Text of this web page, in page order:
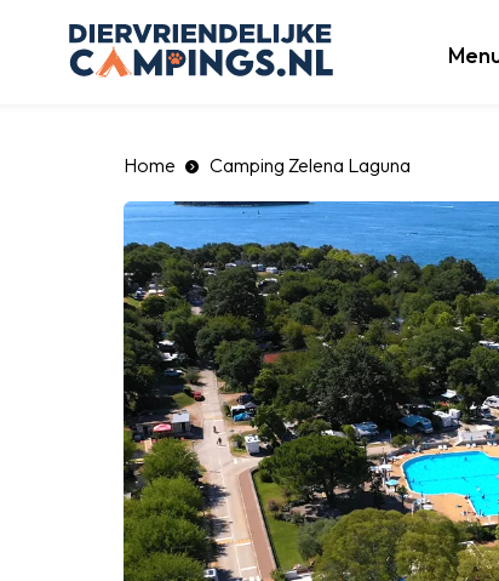
Home Camping Zelena Laguna